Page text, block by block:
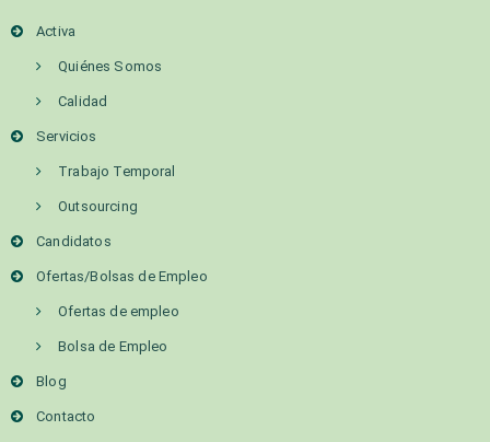
Activa
Quiénes Somos
Calidad
Servicios
Trabajo Temporal
Outsourcing
Candidatos
Ofertas/Bolsas de Empleo
Ofertas de empleo
Bolsa de Empleo
Blog
Contacto